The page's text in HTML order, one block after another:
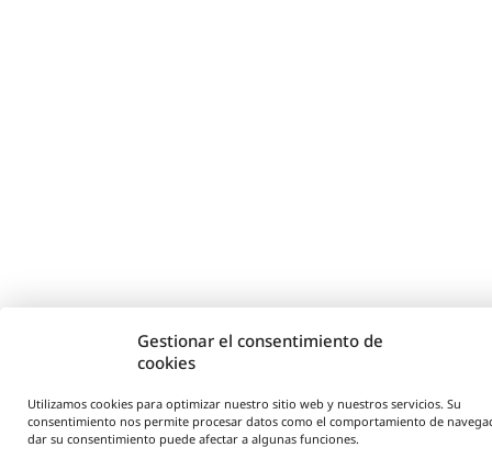
Gestionar el consentimiento de
cookies
Utilizamos cookies para optimizar nuestro sitio web y nuestros servicios. Su
consentimiento nos permite procesar datos como el comportamiento de
dar su consentimiento puede afectar a algunas funciones.